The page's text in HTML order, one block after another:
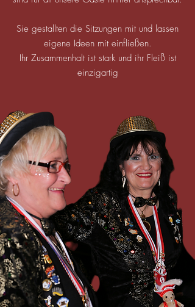
Sie gestallten die Sitzungen mit und lassen
eigene Ideen mit einfließen.
Ihr Zusammenhalt ist stark und ihr Fleiß ist
einzigartig